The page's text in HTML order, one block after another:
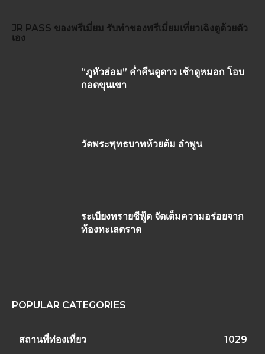
JR PASS ของพรีเมี่ยม รับทำของพรีเมี่ยมเที่ยวเฉิงตูด้วยตัว
เอง
“ภูหัวฮ่อม” ค่ำคืนดูดาว เช้าดูหมอก โอบ
กอดขุนเขา
วัดพระพุทธบาทห้วยต้ม ลำพูน
ระเบียงทรายซีฟู้ด จัดเต็มความอร่อยจาก
ท้องทะเลตราด
POPULAR CATEGORIES
สถานที่ท่องเที่ยว 1029